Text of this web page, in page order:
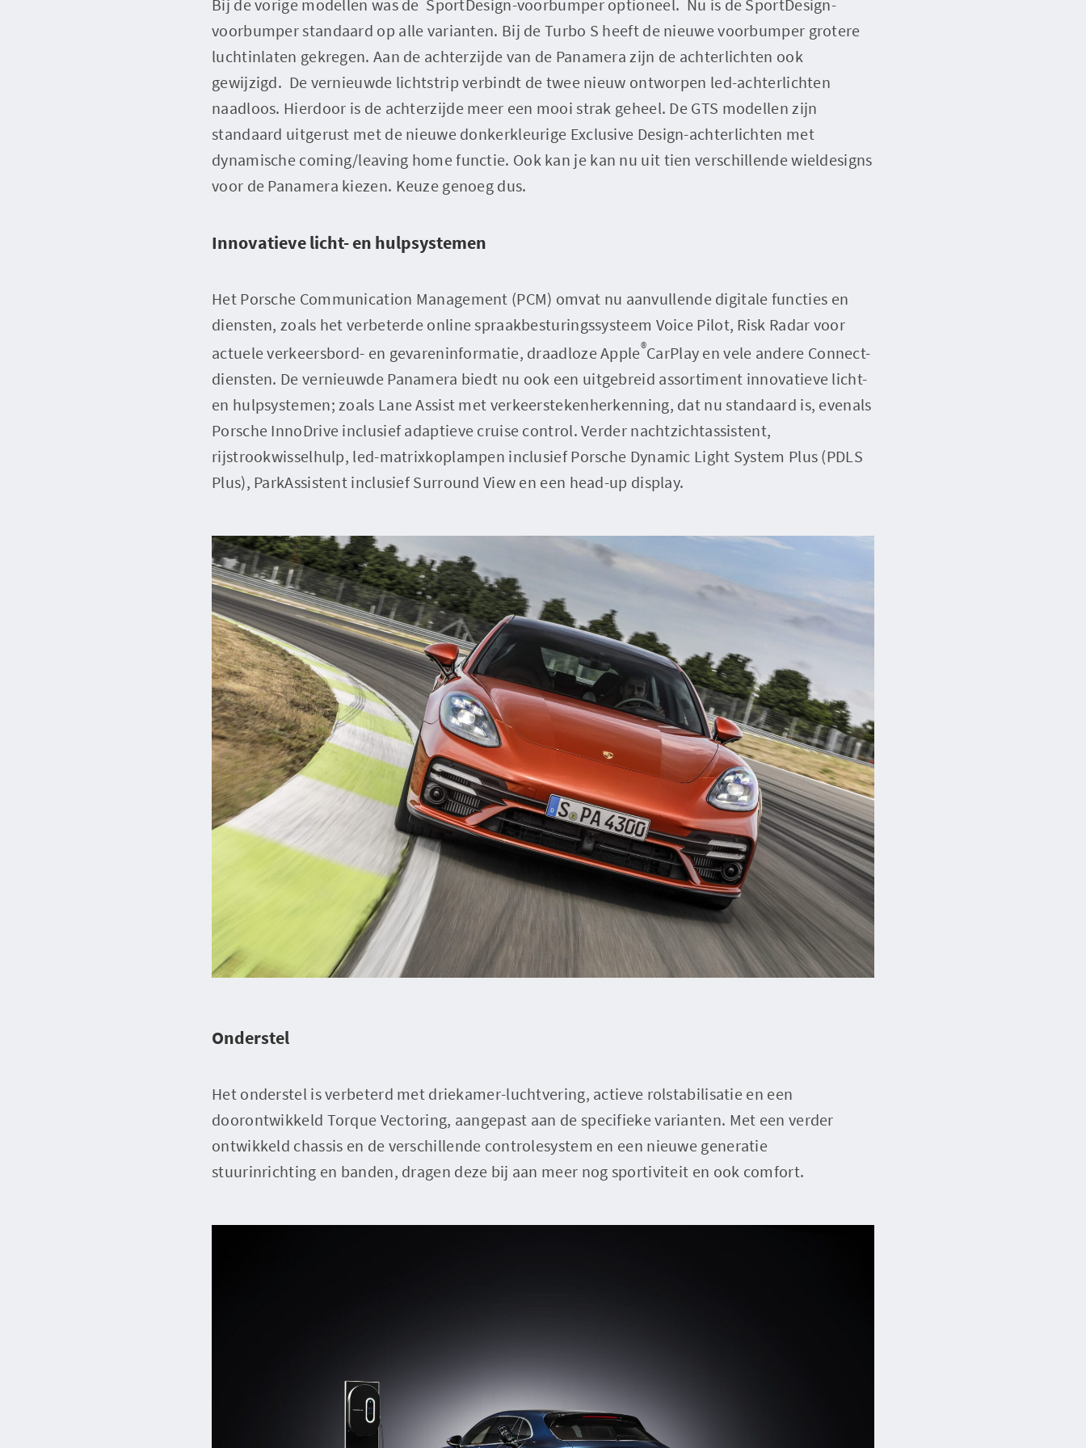
Bij de vorige modellen was de SportDesign-voorbumper optioneel. Nu is de SportDesign-
voorbumper standaard op alle varianten. Bij de Turbo S heeft de nieuwe voorbumper grotere
luchtinlaten gekregen. Aan de achterzijde van de Panamera zijn de achterlichten ook
gewijzigd. De vernieuwde lichtstrip verbindt de twee nieuw ontworpen led-achterlichten
naadloos. Hierdoor is de achterzijde meer een mooi strak geheel. De GTS modellen zijn
standaard uitgerust met de nieuwe donkerkleurige Exclusive Design-achterlichten met
dynamische coming/leaving home functie. Ook kan je kan nu uit tien verschillende wieldesigns
voor de Panamera kiezen. Keuze genoeg dus.
Innovatieve licht- en hulpsystemen
Het Porsche Communication Management (PCM) omvat nu aanvullende digitale functies en
diensten, zoals het verbeterde online spraakbesturingssysteem Voice Pilot, Risk Radar voor
actuele verkeersbord- en gevareninformatie, draadloze Apple®CarPlay en vele andere Connect-
diensten. De vernieuwde Panamera biedt nu ook een uitgebreid assortiment innovatieve licht-
en hulpsystemen; zoals Lane Assist met verkeerstekenherkenning, dat nu standaard is, evenals
Porsche InnoDrive inclusief adaptieve cruise control. Verder nachtzichtassistent,
rijstrookwisselhulp, led-matrixkoplampen inclusief Porsche Dynamic Light System Plus (PDLS
Plus), ParkAssistent inclusief Surround View en een head-up display.
Onderstel
Het onderstel is verbeterd met driekamer-luchtvering, actieve rolstabilisatie en een
doorontwikkeld Torque Vectoring, aangepast aan de specifieke varianten. Met een verder
ontwikkeld chassis en de verschillende controlesystem en een nieuwe generatie
stuurinrichting en banden, dragen deze bij aan meer nog sportiviteit en ook comfort.